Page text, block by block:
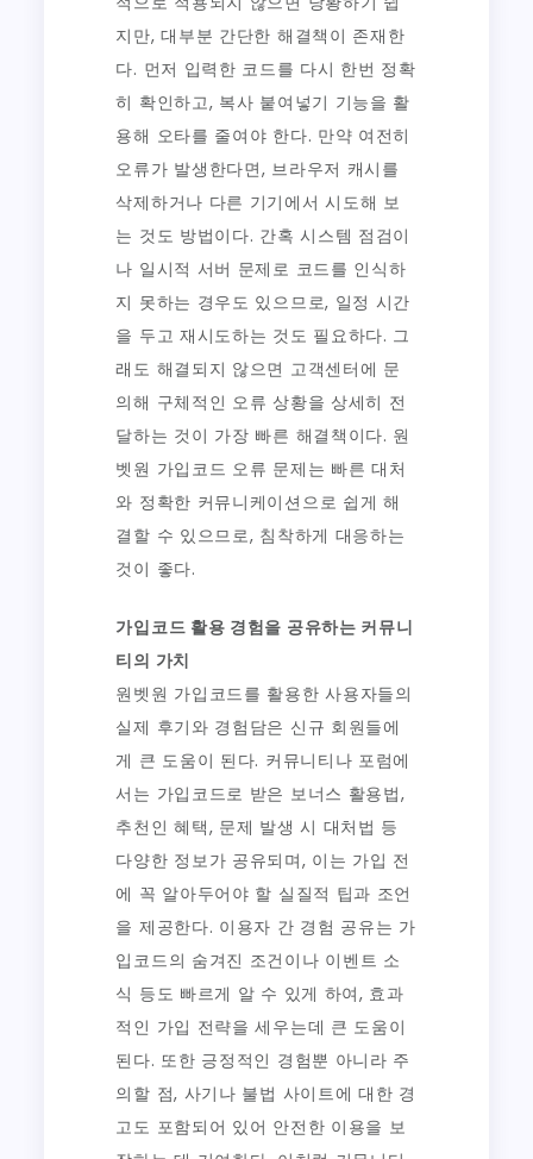
지만, 대부분 간단한 해결책이 존재한
다. 먼저 입력한 코드를 다시 한번 정확
히 확인하고, 복사 붙여넣기 기능을 활
용해 오타를 줄여야 한다. 만약 여전히
오류가 발생한다면, 브라우저 캐시를
삭제하거나 다른 기기에서 시도해 보
는 것도 방법이다. 간혹 시스템 점검이
나 일시적 서버 문제로 코드를 인식하
지 못하는 경우도 있으므로, 일정 시간
을 두고 재시도하는 것도 필요하다. 그
래도 해결되지 않으면 고객센터에 문
의해 구체적인 오류 상황을 상세히 전
달하는 것이 가장 빠른 해결책이다. 원
벳원 가입코드 오류 문제는 빠른 대처
와 정확한 커뮤니케이션으로 쉽게 해
결할 수 있으므로, 침착하게 대응하는
것이 좋다.
가입코드 활용 경험을 공유하는 커뮤니
티의 가치
원벳원 가입코드를 활용한 사용자들의
실제 후기와 경험담은 신규 회원들에
게 큰 도움이 된다. 커뮤니티나 포럼에
서는 가입코드로 받은 보너스 활용법,
추천인 혜택, 문제 발생 시 대처법 등
다양한 정보가 공유되며, 이는 가입 전
에 꼭 알아두어야 할 실질적 팁과 조언
을 제공한다. 이용자 간 경험 공유는 가
입코드의 숨겨진 조건이나 이벤트 소
식 등도 빠르게 알 수 있게 하여, 효과
적인 가입 전략을 세우는데 큰 도움이
된다. 또한 긍정적인 경험뿐 아니라 주
의할 점, 사기나 불법 사이트에 대한 경
고도 포함되어 있어 안전한 이용을 보